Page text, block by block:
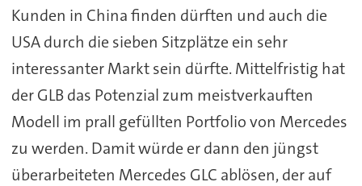
Kunden in China finden dürften und auch die
USA durch die sieben Sitzplätze ein sehr
interessanter Markt sein dürfte. Mittelfristig hat
der GLB das Potenzial zum meistverkauften
Modell im prall gefüllten Portfolio von Mercedes
zu werden. Damit würde er dann den jüngst
überarbeiteten Mercedes GLC ablösen, der auf